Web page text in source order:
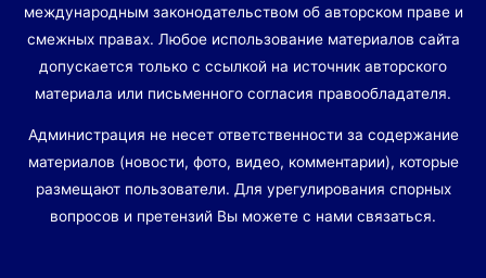
международным законодательством об авторском праве и
смежных правах. Любое использование материалов сайта
допускается только с ссылкой на источник авторского
материала или письменного согласия правообладателя.
Администрация не несет ответственности за содержание
материалов (новости, фото, видео, комментарии), которые
размещают пользователи. Для урегулирования спорных
вопросов и претензий Вы можете с нами связаться.